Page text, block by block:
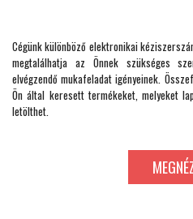
Cégünk különböző elektronikai
megtalálhatja az Önnek szükséges
elvégzendő mukafeladat igényeinek.
Ön által keresett termékeket, melyeket
letölthet.